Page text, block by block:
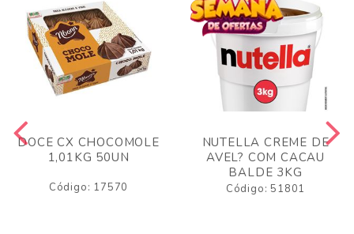
DOCE CX CHOCOMOLE
1,01KG 50UN
Código: 17570
NUTELLA CREME DE
AVEL? COM CACAU
BALDE 3KG
Código: 51801